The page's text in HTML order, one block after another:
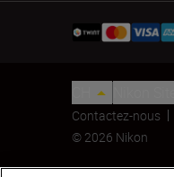
Contactez-nous
© 2026 Nikon